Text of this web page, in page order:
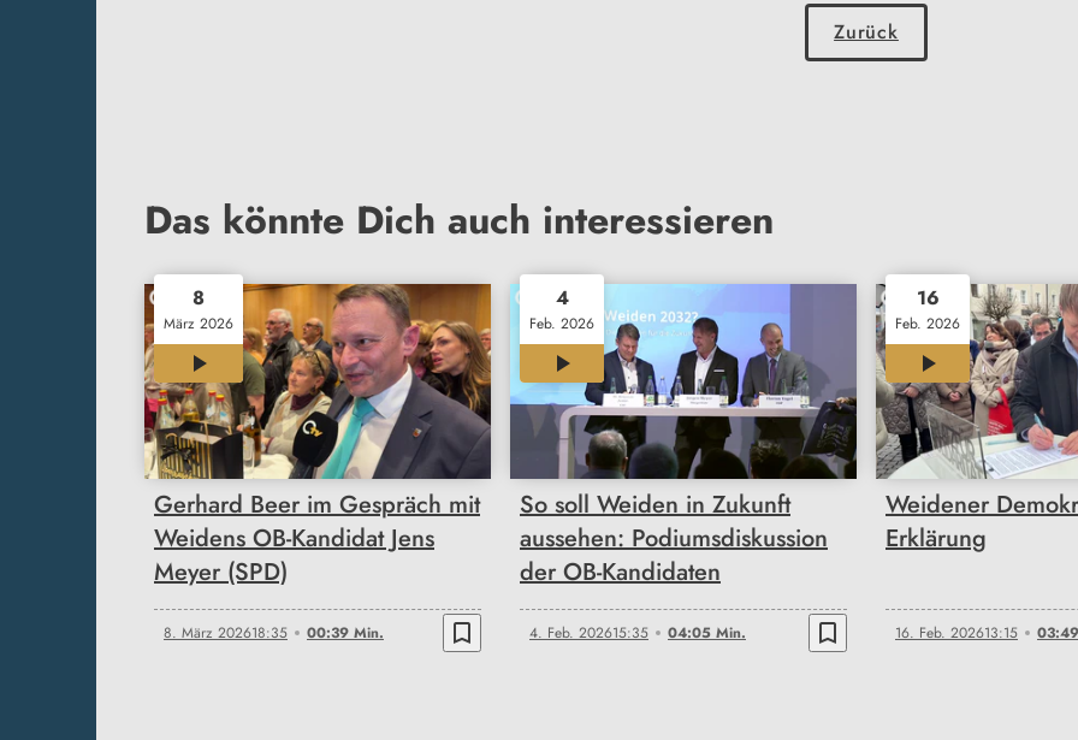
Zurück
Das könnte Dich auch interessieren
8
März 2026
00:39
Gerhard Beer im Gespräch mit
Weidens OB-Kandidat Jens
Meyer (SPD)
8. März 202618:35 00:39 Min. bookmark_border
4
Feb. 2026
04:05
So soll Weiden in Zukunft
aussehen: Podiumsdiskussion
der OB-Kandidaten
4. Feb. 202615:35 04:05 Min. bookmark_border
16
Feb. 2026
03:49
Weidener
Erklärung
16. Feb. 202613:15